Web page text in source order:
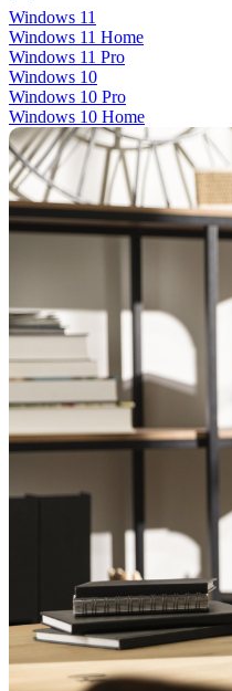
Windows 11
Windows 11 Home
Windows 11 Pro
Windows 10
Windows 10 Pro
Windows 10 Home